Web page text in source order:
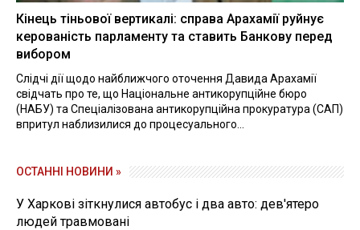
Кінець тіньової вертикалі: справа Арахамії руйнує
керованість парламенту та ставить Банкову перед
вибором
Слідчі дії щодо найближчого оточення Давида Арахамії
свідчать про те, що Національне антикорупційне бюро
(НАБУ) та Спеціалізована антикорупційна прокуратура (САП)
впритул наблизилися до процесуального...
ОСТАННІ НОВИНИ »
У Харкові зіткнулися автобус і два авто: дев'ятеро
людей травмовані